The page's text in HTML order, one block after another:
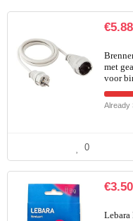
€5.88
met
voor
Already
0
€3.50
Lebara